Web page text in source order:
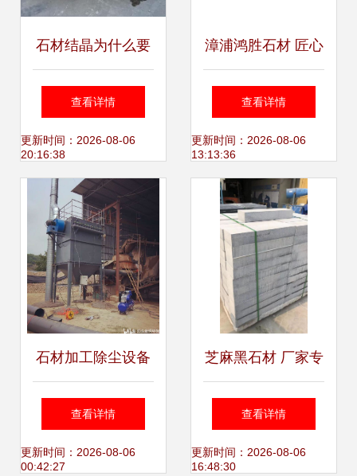
石材结晶为什么要
打蜡
查看详情
更新时间：2026-08-06
20:16:38
漳浦鸿胜石材 匠心
铸就石材加工之美
查看详情
更新时间：2026-08-06
13:13:36
石材加工除尘设备
守护健康与环境的
必然选择
查看详情
更新时间：2026-08-06
00:42:27
芝麻黑石材 厂家专
业加工外墙干挂与
地铺石的工艺流程
查看详情
更新时间：2026-08-06
16:48:30